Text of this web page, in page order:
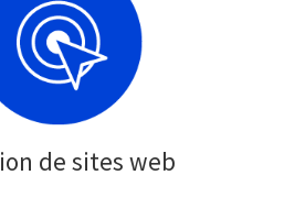
de sites web